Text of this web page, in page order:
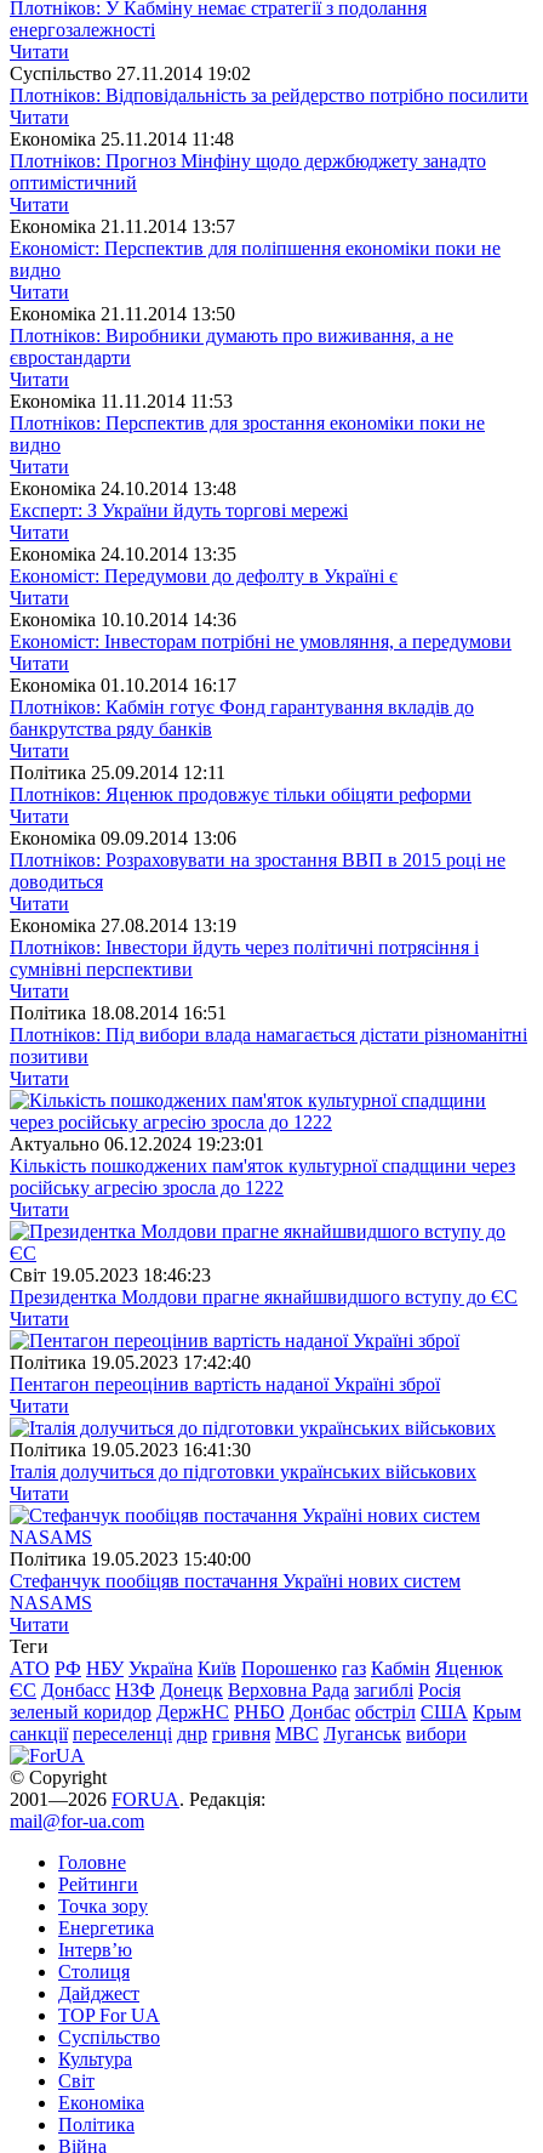
Плотніков: У Кабміну немає стратегії з подолання
енергозалежності
Читати
Суспiльство 27.11.2014 19:02
Плотніков: Відповідальність за рейдерство потрібно посилити
Читати
Економіка 25.11.2014 11:48
Плотніков: Прогноз Мінфіну щодо держбюджету занадто
оптимістичний
Читати
Економіка 21.11.2014 13:57
Економіст: Перспектив для поліпшення економіки поки не
видно
Читати
Економіка 21.11.2014 13:50
Плотніков: Виробники думають про виживання, а не
євростандарти
Читати
Економіка 11.11.2014 11:53
Плотніков: Перспектив для зростання економіки поки не
видно
Читати
Економіка 24.10.2014 13:48
Експерт: З України йдуть торгові мережі
Читати
Економіка 24.10.2014 13:35
Економіст: Передумови до дефолту в Україні є
Читати
Економіка 10.10.2014 14:36
Економіст: Інвесторам потрібні не умовляння, а передумови
Читати
Економіка 01.10.2014 16:17
Плотніков: Кабмін готує Фонд гарантування вкладів до
банкрутства ряду банків
Читати
Полiтика 25.09.2014 12:11
Плотніков: Яценюк продовжує тільки обіцяти реформи
Читати
Економіка 09.09.2014 13:06
Плотніков: Розраховувати на зростання ВВП в 2015 році не
доводиться
Читати
Економіка 27.08.2014 13:19
Плотніков: Інвестори йдуть через політичні потрясіння і
сумнівні перспективи
Читати
Полiтика 18.08.2014 16:51
Плотніков: Під вибори влада намагається дістати різноманітні
позитиви
Читати
Актуально 06.12.2024 19:23:01
Кількість пошкоджених пам'яток культурної спадщини через
російську агресію зросла до 1222
Читати
Свiт 19.05.2023 18:46:23
Президентка Молдови прагне якнайшвидшого вступу до ЄС
Читати
Полiтика 19.05.2023 17:42:40
Пентагон переоцінив вартість наданої Україні зброї
Читати
Полiтика 19.05.2023 16:41:30
Італія долучиться до підготовки українських військових
Читати
Полiтика 19.05.2023 15:40:00
Стефанчук пообіцяв постачання Україні нових систем
NASAMS
Читати
Теги
АТО РФ НБУ Україна Київ Порошенко газ Кабмін Яценюк
ЄС Донбасс НЗФ Донецк Верховна Рада загиблі Росія
зеленый коридор ДержНС РНБО Донбас обстріл США Крым
санкції переселенці днр гривня МВС Луганськ вибори
© Copyright
2001—2026 FORUA. Редакція:
mail@for-ua.com
Головне
Рейтинги
Точка зору
Енергетика
Інтерв’ю
Столиця
Дайджест
TOP For UA
Суспiльство
Культура
Світ
Економіка
Політика
Війна